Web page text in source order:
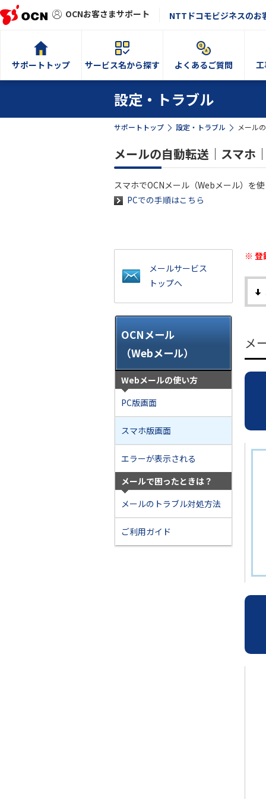
OCNお客さまサポート NTTドコモビジネスのお
サポートトップ サービス名から探す よくあるご質問
設定・トラブル
サポートトップ 設定・トラブル メール
メールの自動転送｜スマホ
スマホでOCNメール（Webメール）を
PCでの手順はこちら
メールサービス
トップへ
OCNメール
（Webメール）
Webメールの使い方
PC版画面
スマホ版画面
エラーが表示される
メールで困ったときは？
メールのトラブル対処方法
ご利用ガイド
※ 登
メ